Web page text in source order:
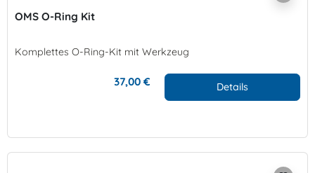
OMS O-Ring Kit
Komplettes O-Ring-Kit mit Werkzeug
37,00 € Details